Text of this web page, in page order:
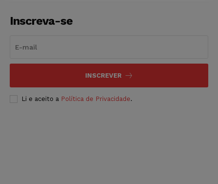
Inscreva-se
INSCREVER
Li e aceito a Política de Privacidade.